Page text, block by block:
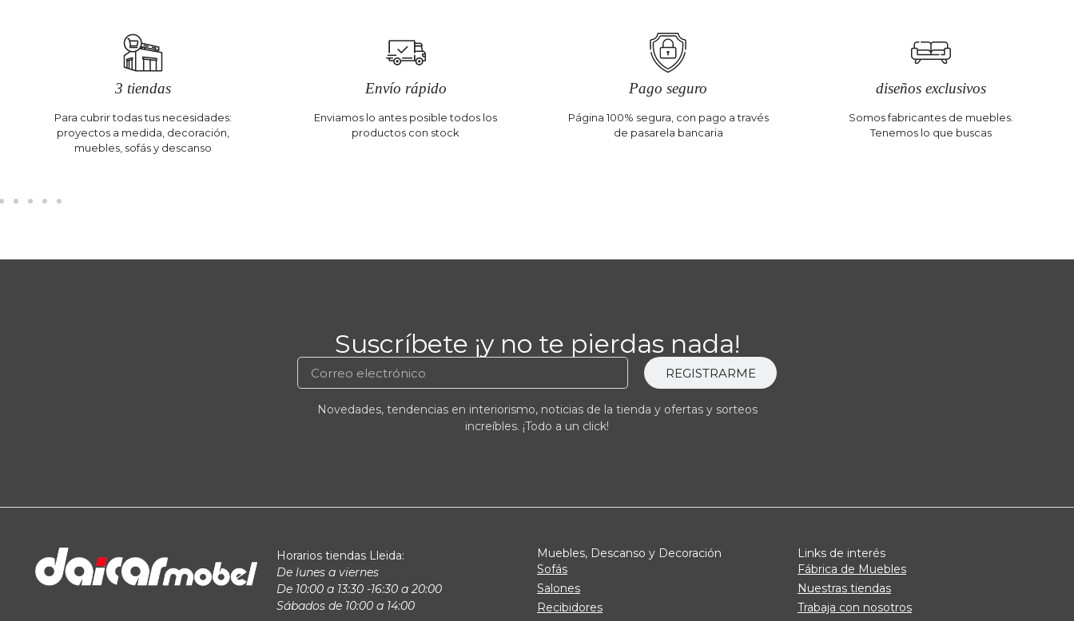
3 tiendas
Para cubrir todas tus necesidades:
proyectos a medida, decoración,
muebles, sofás y descanso
Envío rápido
Enviamos lo antes posible todos los
productos con stock
Pago seguro
Página 100% segura, con pago a través
de pasarela bancaria
diseños exclusivos
Somos fabricantes de muebles.
Tenemos lo que buscas
Suscríbete ¡y no te pierdas nada!
REGISTRARME
Novedades, tendencias en interiorismo, noticias de la tienda y ofertas y sorteos
increíbles. ¡Todo a un click!
Horarios tiendas Lleida:
De lunes a viernes
De 10:00 a 13:30 -16:30 a 20:00
Sábados de 10:00 a 14:00
Muebles, Descanso y Decoración
Sofás
Salones
Recibidores
Links de interés
Fábrica de Muebles
Nuestras tiendas
Trabaja con nosotros